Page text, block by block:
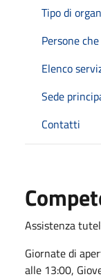
Tipo di
Persone
Elenco
Sede
Contatti
Assistenza
Giornate di
alle 13:00,